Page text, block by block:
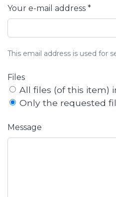
Your e-mail address *
This email address is used for
Files
All files (of this item)
Only the requested
Message